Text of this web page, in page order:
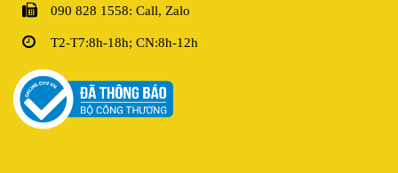
090 828 1558: Call, Zalo
T2-T7:8h-18h; CN:8h-12h